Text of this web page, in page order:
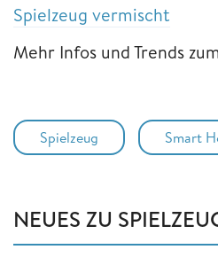
Spielzeug vermischt
Mehr Infos und Trends zum
Spielzeug Smart
NEUES ZU